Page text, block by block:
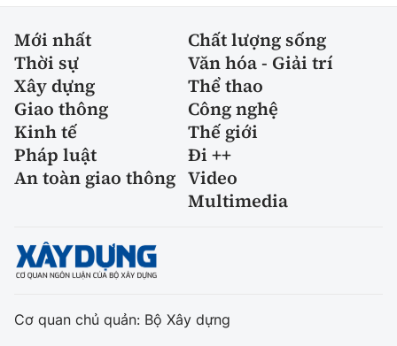
Mới nhất
Chất lượng sống
Thời sự
Văn hóa - Giải trí
Xây dựng
Thể thao
Giao thông
Công nghệ
Kinh tế
Thế giới
Pháp luật
Đi ++
An toàn giao thông Video
Multimedia
Cơ quan chủ quản: Bộ Xây dựng